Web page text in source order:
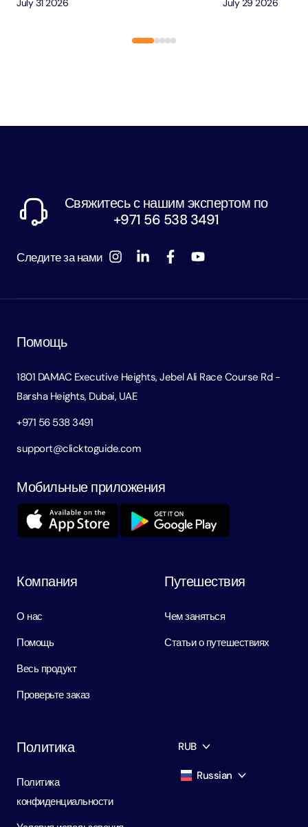
July 31 2026 July 29 2026
Свяжитесь с нашим экспертом по
+971 56 538 3491
Следите за нами
Помощь
1801 DAMAC Executive Heights, Jebel Ali Race Course Rd -
Barsha Heights, Dubai, UAE
+971 56 538 3491
support@clicktoguide.com
Мобильные приложения
Компания
О нас
Помощь
Весь продукт
Проверьте заказ
Путешествия
Чем заняться
Статьи о путешествиях
Политика
Политика
конфиденциальности
RUB
Russian